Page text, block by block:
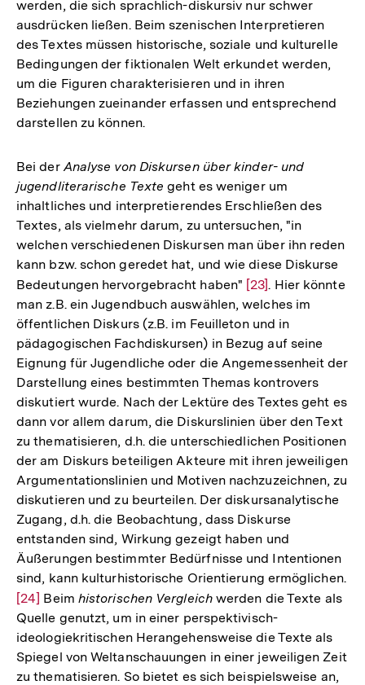
werden, die sich sprachlich-diskursiv nur schwer
ausdrücken ließen. Beim szenischen Interpretieren
des Textes müssen historische, soziale und kulturelle
Bedingungen der fiktionalen Welt erkundet werden,
um die Figuren charakterisieren und in ihren
Beziehungen zueinander erfassen und entsprechend
darstellen zu können.
Bei derAnalyse von Diskursen über kinder- und
jugendliterarische Texte geht es weniger um
inhaltliches und interpretierendes Erschließen des
Textes, als vielmehr darum, zu untersuchen, "in
welchen verschiedenen Diskursen man über ihn reden
kann bzw. schon geredet hat, und wie diese Diskurse
Bedeutungen hervorgebracht haben" Zur
Auflösung
der
Fußnote
[23]. Hier könnte
man z.B. ein Jugendbuch auswählen, welches im
öffentlichen Diskurs (z.B. im Feuilleton und in
pädagogischen Fachdiskursen) in Bezug auf seine
Eignung für Jugendliche oder die Angemessenheit der
Darstellung eines bestimmten Themas kontrovers
diskutiert wurde. Nach der Lektüre des Textes geht es
dann vor allem darum, die Diskurslinien über den Text
zu thematisieren, d.h. die unterschiedlichen Positionen
der am Diskurs beteiligen Akteure mit ihren jeweiligen
Argumentationslinien und Motiven nachzuzeichnen, zu
diskutieren und zu beurteilen. Der diskursanalytische
Zugang, d.h. die Beobachtung, dass Diskurse
entstanden sind, Wirkung gezeigt haben und
Äußerungen bestimmter Bedürfnisse und Intentionen
sind, kann kulturhistorische Orientierung ermöglichen.
Zur
Auflösung
der
Fußnote
[24] Beim historischen Vergleichwerden die Texte als
Quelle genutzt, um in einer perspektivisch-
ideologiekritischen Herangehensweise die Texte als
Spiegel von Weltanschauungen in einer jeweiligen Zeit
zu thematisieren. So bietet es sich beispielsweise an,